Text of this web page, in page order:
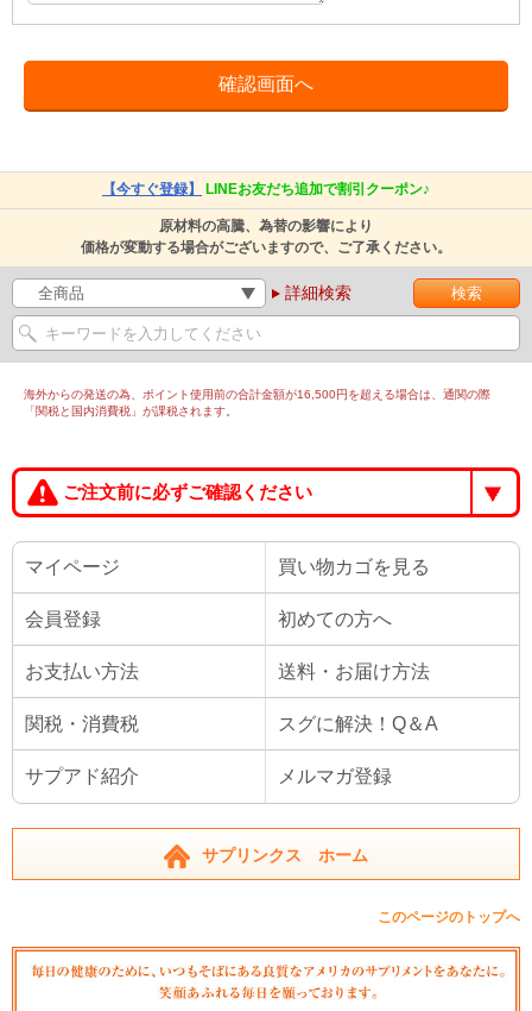
【今すぐ登録】 LINEお友だち追加で割引クーポン♪
原材料の高騰、為替の影響により
価格が変動する場合がございますので、ご了承ください。
詳細検索
海外からの発送の為、ポイント使用前の合計金額が16,500円を超える場合は、通関の際
「関税と国内消費税」が課税されます。
ご注文前に必ずご確認ください
マイページ 買い物カゴを見る
会員登録 初めての方へ
お支払い方法 送料・お届け方法
関税・消費税 スグに解決！Q＆A
サプアド紹介 メルマガ登録
サプリンクス ホーム
このページのトップへ